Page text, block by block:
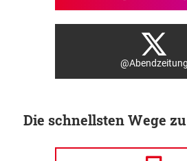
@Abendzeitung
Die schnellsten Wege